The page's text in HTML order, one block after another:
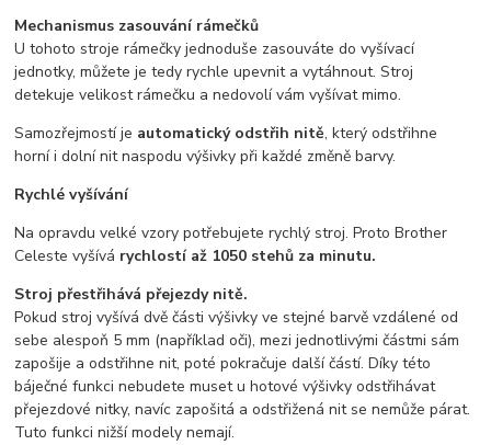
Mechanismus zasouvání rámečků
U tohoto stroje rámečky jednoduše zasouváte do vyšívací
jednotky, můžete je tedy rychle upevnit a vytáhnout. Stroj
detekuje velikost rámečku a nedovolí vám vyšívat mimo.
Samozřejmostí je automatický odstřih nitě, který odstřihne
horní i dolní nit naspodu výšivky při každé změně barvy.
Rychlé vyšívání
Na opravdu velké vzory potřebujete rychlý stroj. Proto Brother
Celeste vyšívá rychlostí až 1050 stehů za minutu.
Stroj přestřihává přejezdy nitě.
Pokud stroj vyšívá dvě části výšivky ve stejné barvě vzdálené od
sebe alespoň 5 mm (například oči), mezi jednotlivými částmi sám
zapošije a odstřihne nit, poté pokračuje další částí. Díky této
báječné funkci nebudete muset u hotové výšivky odstřihávat
přejezdové nitky, navíc zapošitá a odstřižená nit se nemůže párat.
Tuto funkci nižší modely nemají.